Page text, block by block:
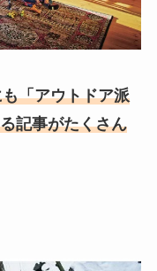
「アウトドア派
記事がたくさん